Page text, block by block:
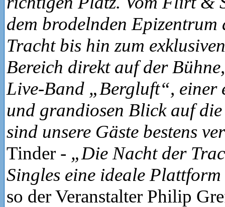
dem brodelnden Epizentrum
Tracht bis hin zum
Bereich direkt auf der
Live-Band „Bergluft“, einer
und grandiosen Blick auf
sind unsere Gäste bestens
Tinder - „Die Nacht der
Singles eine ideale
so der Veranstalter Philip